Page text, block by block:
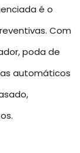
é o
Com
poda de
automáticos